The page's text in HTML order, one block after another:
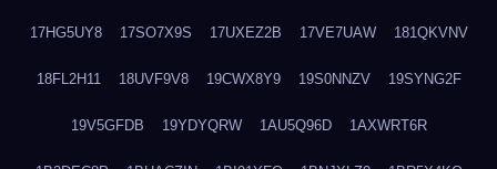
17HG5UY8 17SO7X9S 17UXEZ2B 17VE7UAW 181QKVNV
18FL2H11 18UVF9V8 19CWX8Y9 19S0NNZV 19SYNG2F
19V5GFDB 19YDYQRW 1AU5Q96D 1AXWRT6R